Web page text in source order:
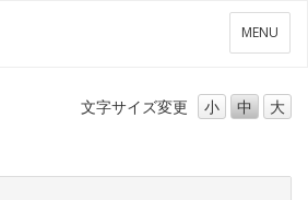
メ
ニ
ー
MENU
文字サイズ変更 小 中 大